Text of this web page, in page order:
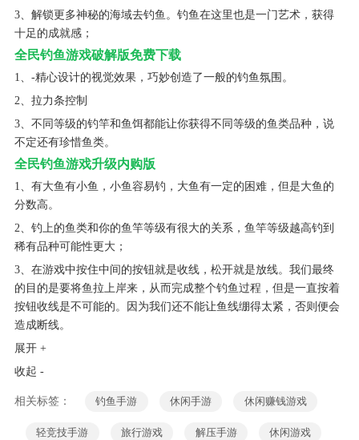
3、解锁更多神秘的海域去钓鱼。钓鱼在这里也是一门艺术，获得
十足的成就感；
全民钓鱼游戏破解版免费下载
1、-精心设计的视觉效果，巧妙创造了一般的钓鱼氛围。
2、拉力条控制
3、不同等级的钓竿和鱼饵都能让你获得不同等级的鱼类品种，说
不定还有珍惜鱼类。
全民钓鱼游戏升级内购版
1、有大鱼有小鱼，小鱼容易钓，大鱼有一定的困难，但是大鱼的
分数高。
2、钓上的鱼类和你的鱼竿等级有很大的关系，鱼竿等级越高钓到
稀有品种可能性更大；
3、在游戏中按住中间的按钮就是收线，松开就是放线。我们最终
的目的是要将鱼拉上岸来，从而完成整个钓鱼过程，但是一直按着
按钮收线是不可能的。因为我们还不能让鱼线绷得太紧，否则便会
造成断线。
展开 +
收起 -
相关标签： 钓鱼手游 休闲手游 休闲赚钱游戏
轻竞技手游 旅行游戏 解压手游 休闲游戏